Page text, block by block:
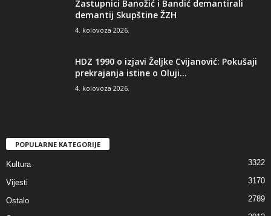
Zastupnici Banožić i Bandić demantirali
demantij Skupštine ŽZH
4. kolovoza 2026.
HDZ 1990 o izjavi Željke Cvijanović: Pokušaji
prekrajanja istine o Oluji...
4. kolovoza 2026.
POPULARNE KATEGORIJE
Kultura 3322
Vijesti 3170
Ostalo 2789